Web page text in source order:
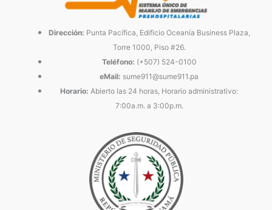
Dirección: Punta Pacífica, Edificio Oceanía Business Plaza,
Torre 1000, Piso #26.
Teléfono: (+507) 524-0100
eMail: sume911@sume911.pa
Horario: Abierto las 24 horas, Horario administrativo:
7:00a.m. a 3:00p.m.